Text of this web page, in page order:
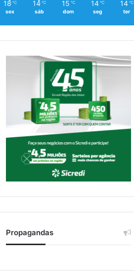
18 ℃
sex
14 ℃
sáb
15 ℃
dom
14 ℃
seg
14 ℃
ter
Propagandas